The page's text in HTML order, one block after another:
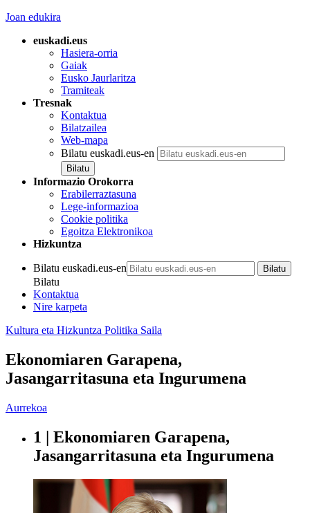
Joan edukira
euskadi.eus
Hasiera-orria
Gaiak
Eusko Jaurlaritza
Tramiteak
Tresnak
Kontaktua
Bilatzailea
Web-mapa
Bilatu euskadi.eus-en
Informazio Orokorra
Erabilerraztasuna
Lege-informazioa
Cookie politika
Egoitza Elektronikoa
Hizkuntza
Bilatu euskadi.eus-en
Bilatu
Kontaktua
Nire karpeta
Kultura eta Hizkuntza Politika Saila
Ekonomiaren Garapena,
Jasangarritasuna eta Ingurumena
Aurrekoa
1 | Ekonomiaren Garapena,
Jasangarritasuna eta Ingurumena